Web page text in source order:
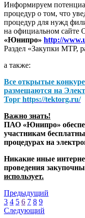
Информируем
процедур о том, что
процедур для нужд
на официальном сайте
«Юнипро» http://
Раздел «Закупки МТР,
а также:
Все открытые
размещаются на
Торг https://tektorg.ru/
Важно знать!
ПАО «Юнипро»
участникам
процедурах на
Никакие иные
проведения
использует.
Предыдущий
3 4 5 6 7 8 9
Следующий